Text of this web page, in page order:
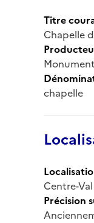
Titre
Chapelle
chapelle
Centre-
Précision